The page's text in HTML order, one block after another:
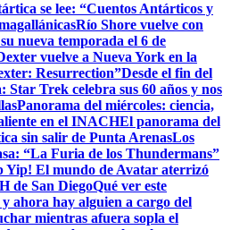
se lee: “Cuentos Antárticos y
Río Shore vuelve con
nueva temporada el 6 de
vuelve a Nueva York en la
Resurrection”Desde el fin del
Trek celebra sus 60 años y nos
Panorama del miércoles: ciencia,
en el INACHEl panorama del
sin salir de Punta ArenasLos
“La Furia de los Thundermans”
Yip! El mundo de Avatar aterrizó
de San DiegoQué ver este
ahora hay alguien a cargo del
mientras afuera sopla el